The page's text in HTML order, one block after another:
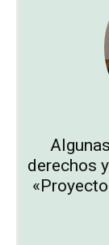
derechos